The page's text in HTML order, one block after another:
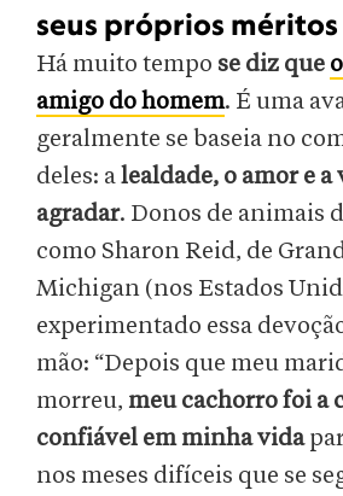
seus próprios méritos
Há muito tempo se diz que
amigo do homem. É uma
geralmente se baseia no
deles: alealdade, o amor e a
agradar. Donos de animais
como Sharon Reid, de
Michigan (nos Estados
experimentado essa
mão: “Depois que meu
morreu, meu cachorro foi a
confiável em minha vida
nos meses difíceis que se